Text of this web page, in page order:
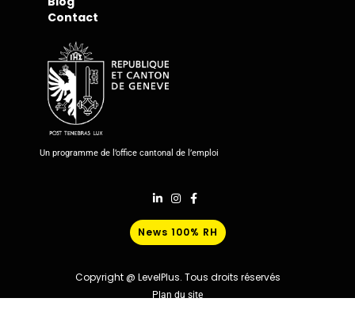
Contact
Un programme de l’office cantonal de l’emploi
News 100% RH
Copyright @ LevelPlus. Tous droits réservés
Plan du site